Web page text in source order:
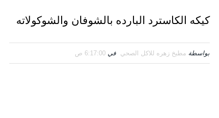
كيكه الكاسترد البارده بالشوفان والشوكولاته
بواسطة مطبخ زهره للاكل الصحي في 6:17:00 ص